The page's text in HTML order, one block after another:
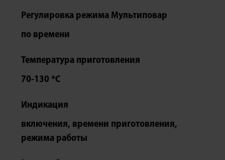
Регулировка режима Мультиповар
по времени
Температура приготовления
70-130 *С
Индикация
включения, времени приготовления,
режима работы